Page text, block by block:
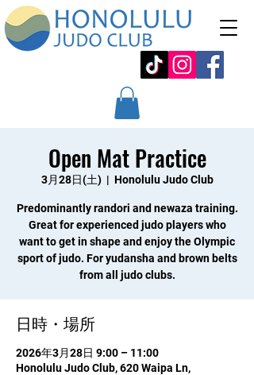
Open Mat Practice
3月28日(土)
  |
Honolulu Judo Club
Predominantly randori and newaza training.
Great for experienced judo players who
want to get in shape and enjoy the Olympic
sport of judo. For yudansha and brown belts
from all judo clubs.
日時・場所
2026年3月28日 9:00 – 11:00
Honolulu Judo Club, 620 Waipa Ln,